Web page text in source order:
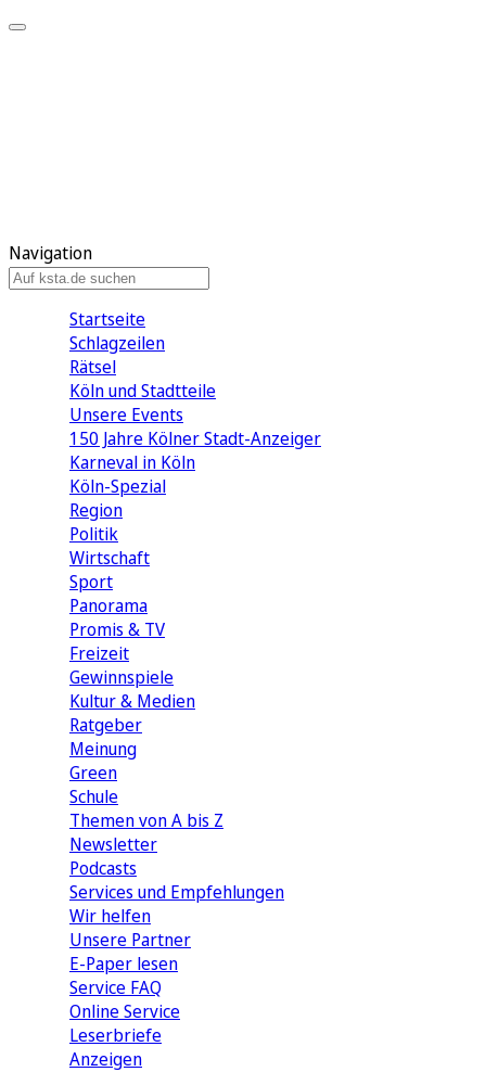
Navigation
Startseite
Schlagzeilen
Rätsel
Köln und Stadtteile
Unsere Events
150 Jahre Kölner Stadt-Anzeiger
Karneval in Köln
Köln-Spezial
Region
Politik
Wirtschaft
Sport
Panorama
Promis & TV
Freizeit
Gewinnspiele
Kultur & Medien
Ratgeber
Meinung
Green
Schule
Themen von A bis Z
Newsletter
Podcasts
Services und Empfehlungen
Wir helfen
Unsere Partner
E-Paper lesen
Service FAQ
Online Service
Leserbriefe
Anzeigen